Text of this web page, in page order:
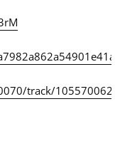
track/105570062